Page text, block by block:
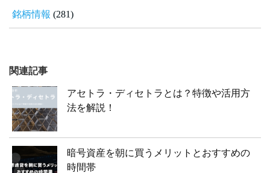
銘柄情報 (281)
関連記事
アセトラ・ディセトラとは？特徴や活用方
法を解説！
暗号資産を朝に買うメリットとおすすめの
時間帯